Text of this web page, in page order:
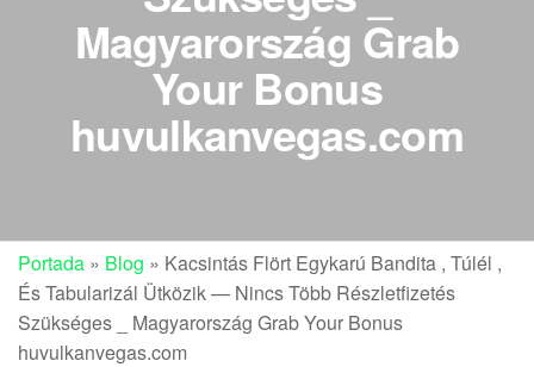
Magyarország Grab
Your Bonus
huvulkanvegas.com
Portada » Blog » Kacsintás Flört Egykarú Bandita , Túlél ,
És Tabularizál Ütközik — Nincs Több Részletfizetés
Szükséges _ Magyarország Grab Your Bonus
huvulkanvegas.com